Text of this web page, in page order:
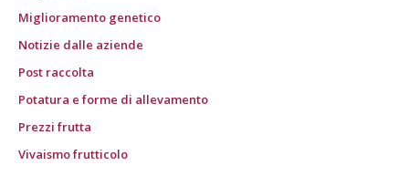
Miglioramento genetico
Notizie dalle aziende
Post raccolta
Potatura e forme di allevamento
Prezzi frutta
Vivaismo frutticolo